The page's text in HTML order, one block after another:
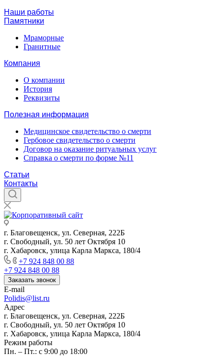
Наши работы
Памятники
Мраморные
Гранитные
Компания
О компании
История
Реквизиты
Полезная информация
Медицинское свидетельство о смерти
Гербовое свидетельство о смерти
Договор на оказание ритуальных услуг
Справка о смерти по форме №11
Статьи
Контакты
г. Благовещенск, ул. Северная, 222Б
г. Свободный, ул. 50 лет Октября 10
г. Хабаровск, улица Карла Маркса, 180/4
+7 924 848 00 88
+7 924 848 00 88
Заказать звонок
E-mail
Polidis@list.ru
Адрес
г. Благовещенск, ул. Северная, 222Б
г. Свободный, ул. 50 лет Октября 10
г. Хабаровск, улица Карла Маркса, 180/4
Режим работы
Пн. – Пт.: с 9:00 до 18:00